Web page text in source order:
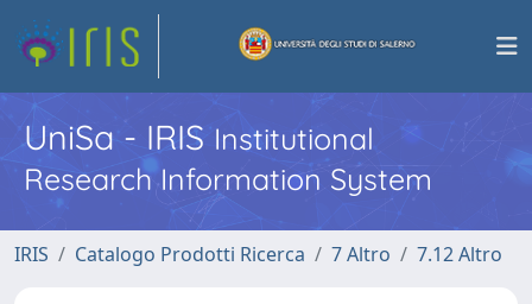
UniSa - IRISInstitutional
Research Information System
IRIS Catalogo Prodotti Ricerca 7 Altro 7.12 Altro